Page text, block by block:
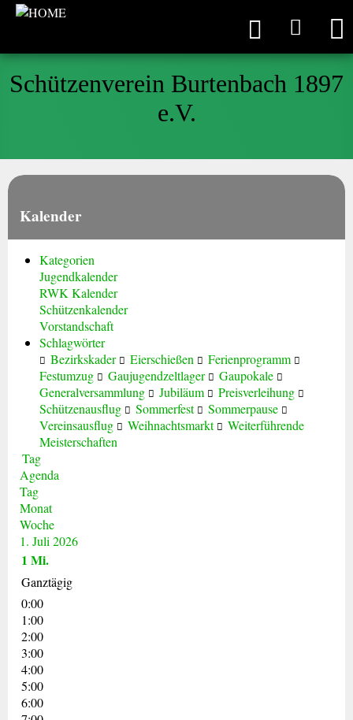
Schützenverein Burtenbach 1897
e.V.
Kalender
Kategorien
Jugendkalender
RWK Kalender
Schützenkalender
Vorstandschaft
Schlagwörter
Bezirkskader
Eierschießen
Ferienprogramm
Festumzug
Gaujugendzeltlager
Gaupokale
Generalversammlung
Jubiläum
Preisverleihung
Schützenausflug
Sommerfest
Sommerpause
Vereinsausflug
Weihnachtsmarkt
Weiterführende
Meisterschaften
Tag
Agenda
Tag
Monat
Woche
1. Juli 2026
1 Mi.
Ganztägig
0:00
1:00
2:00
3:00
4:00
5:00
6:00